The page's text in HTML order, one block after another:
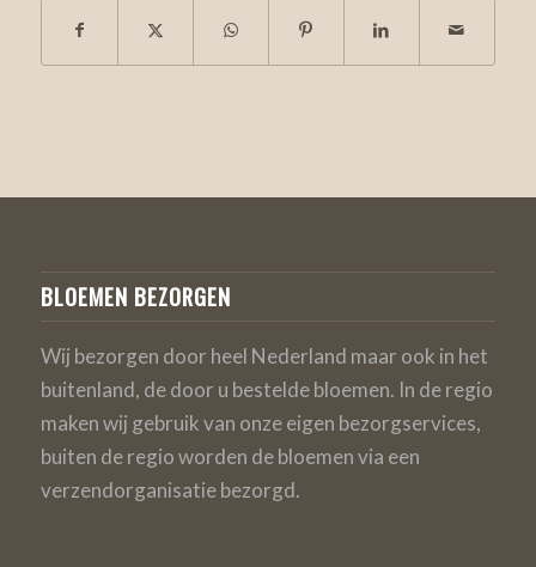
BLOEMEN BEZORGEN
Wij bezorgen door heel Nederland maar ook in het
buitenland, de door u bestelde bloemen. In de regio
maken wij gebruik van onze eigen bezorgservices,
buiten de regio worden de bloemen via een
verzendorganisatie bezorgd.